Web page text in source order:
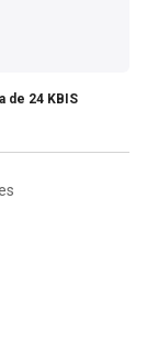
de 24 KBIS